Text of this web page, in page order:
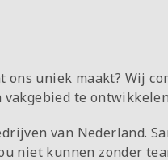
uniek maakt? Wij
te
van Nederland.
niet kunnen zonder